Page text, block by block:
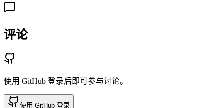
评论
使用 GitHub 登录后即可参与讨论。
使用 GitHub 登录